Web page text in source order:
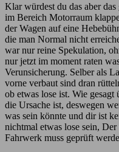
Klar würdest du das aber
im Bereich Motorraum
der Wagen auf eine
die man Normal nicht
war nur reine Spekulation,
nur jetzt im moment raten
Verunsicherung. Selber als
vorne verbaut sind dran
ob etwas lose ist. Wie gesagt
die Ursache ist, deswegen
was sein könnte und dir ist
nichtmal etwas lose sein,
Fahrwerk muss geprüft